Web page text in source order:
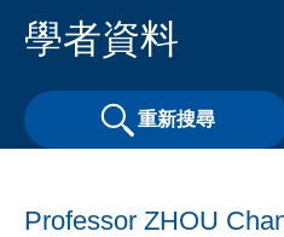
學者資料
重新搜尋
Professor ZHOU